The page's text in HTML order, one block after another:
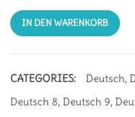
IN DEN WARENKORB
CATEGORIES: Deutsch,
Deutsch 8, Deutsch 9,